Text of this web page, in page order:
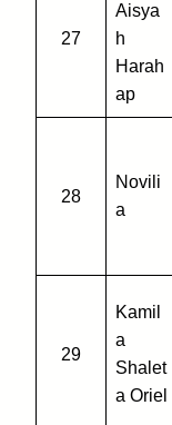
27
Aisya
h
Harah
ap
28
Novili
a
29
Kamil
a
Shalet
a Oriel